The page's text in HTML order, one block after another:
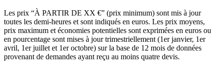
Les prix “À PARTIR DE XX €” (prix minimum) sont mis à jour
toutes les demi-heures et sont indiqués en euros. Les prix moyens,
prix maximum et économies potentielles sont exprimées en euros ou
en pourcentage sont mises à jour trimestriellement (1er janvier, 1er
avril, 1er juillet et 1er octobre) sur la base de 12 mois de données
provenant de demandes ayant reçu au moins quatre devis.